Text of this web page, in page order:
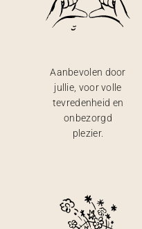
Aanbevolen door
jullie, voor volle
tevredenheid en
onbezorgd
plezier.